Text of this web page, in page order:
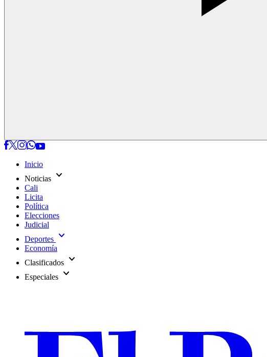
Inicio
Noticias expand_more
Cali
Licita
Política
Elecciones
Judicial
Deportes expand_more
Economía
Clasificados expand_more
Especiales expand_more